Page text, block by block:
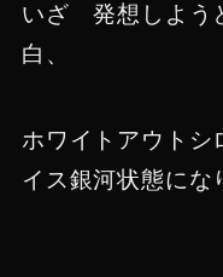
いざ 発想しよう
白、
ホワイトアウトシ
イス銀河状態にな